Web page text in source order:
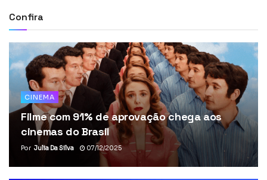
Confira
CINEMA
Filme com 91% de aprovação chega aos
cinemas do Brasil
Por Julia Da Silva 07/12/2025